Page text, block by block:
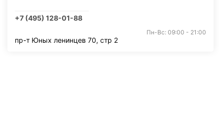
+7 (495) 128-01-88
Пн-Вс: 09:00 - 21:00
пр-т Юных ленинцев 70, стр 2